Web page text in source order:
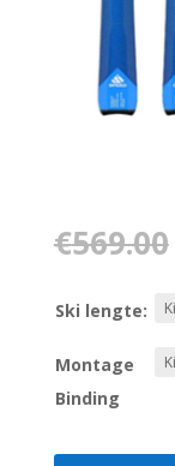
€569.00
Ski lengte:
Montage
Binding